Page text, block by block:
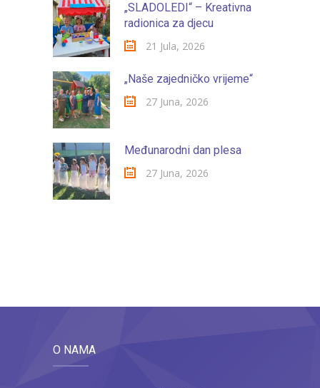
„SLADOLEDI“ – Kreativna
radionica za djecu
21 Jula, 2026
„Naše zajedničko vrijeme“
27 Juna, 2026
Međunarodni dan plesa
27 Juna, 2026
O NAMA